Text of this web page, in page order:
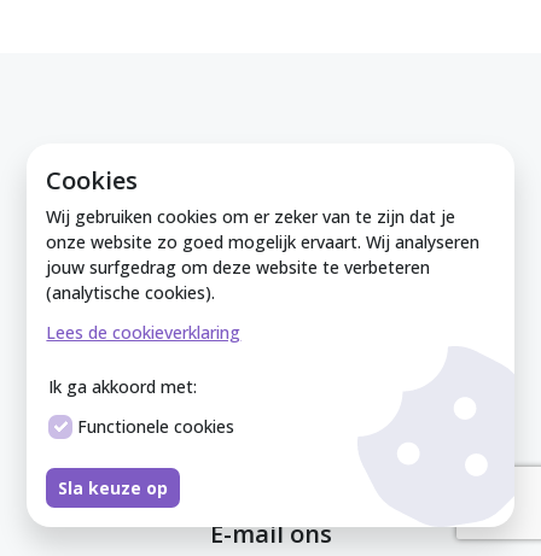
Cookies
Wij gebruiken cookies om er zeker van te zijn dat je
onze website zo goed mogelijk ervaart. Wij analyseren
jouw surfgedrag om deze website te verbeteren
(analytische cookies).
Lees de cookieverklaring
Ik ga akkoord met:
Functionele cookies
Sla keuze op
(op afspraak)
Postadres
Tengnagelshoek 9
E-mail ons